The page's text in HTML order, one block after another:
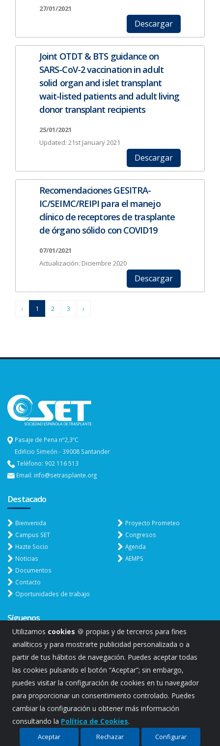
27/01/2021
Descargar
Joint OTDT & BTS guidance on
SARS-CoV-2 vaccination in adult
solid organ and islet transplant
wait-listed patients and adult living
donor transplant recipients
25/01/2021
Updated: 21st January 2021
Descargar
Recomendaciones GESITRA-
IC/SEIMC/REIPI para el manejo
clínico de receptores de trasplante
de órgano sólido con COVID19
07/01/2021
Actualización: Diciembre 2020
Descargar
‹ 1 2 3 ›
Pasaje de Pena nº2,3ºC
Edificio Simeón - 39008 Santander
Teléfono: 902 116 513
Email: info@setrasplante.org
Destacado
Bienvenida
Campus SET
Hazte Socio
Noticias
Proyecto Prometeo
Congresos
Agenda
AEMPS
Documentos
Contacto
Oportunidades de trabajo
Síguenos
2021 © Propiedad de Sociedad Española de Trasplante-SET.
Configurar cookies
Utilizamos cookies 🍪 propias y de terceros para fines
analíticos y para mostrarte publicidad personalizada o a
partir de tus hábitos de navegación. Puedes aceptar todas
las cookies pulsando el botón “Aceptar”; sin embargo,
puedes visitar la configuración de cookies en tu navegador
para proporcionar un consentimiento controlado. Puedes
cambiar la configuración u obtener más información
consultando la Política de Cookies.
Aceptar Rechazar Configurar